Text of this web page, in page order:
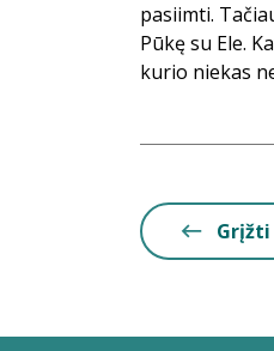
pasiimti.
Pūkę su Ele.
kurio niekas